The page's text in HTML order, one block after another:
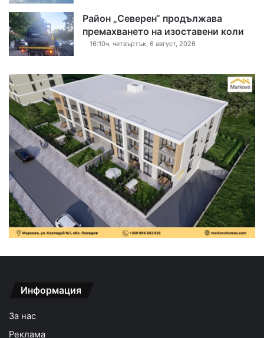
Район „Северен“ продължава
премахването на изоставени коли
16:10ч, четвъртък, 6 август, 2026
Информация
За нас
Реклама